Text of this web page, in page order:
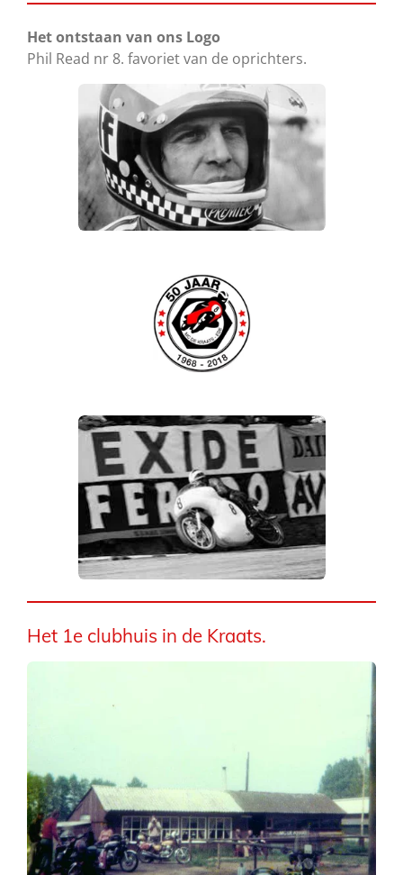
Het ontstaan van ons Logo
Phil Read nr 8. favoriet van de oprichters.
Het 1e clubhuis in de Kraats.